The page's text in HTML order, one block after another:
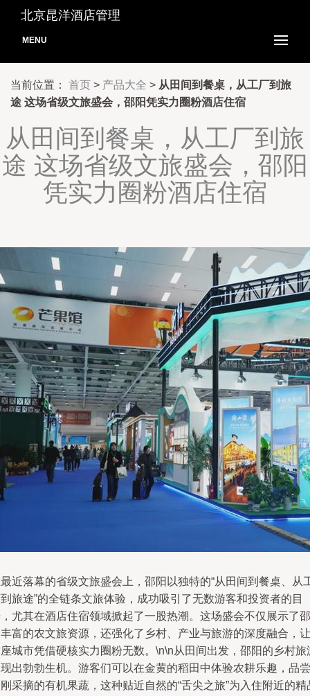
北京昆洋酒店管理
MENU
当前位置： 首页 > 产品大全 > 从田间到餐桌，从工厂到旅
途 这场省级文旅盛会，邵阳凭实力圈粉酒店住宿
从田间到餐桌，从工厂到旅
途 这场省级文旅盛会，邵阳
凭实力圈粉酒店住宿
近落幕的省级文旅盛会上，邵阳以独特的“从田间到餐桌、从
旅途”的全链条文旅体验，成功吸引了无数游客和投资者的目
尤其在酒店住宿领域掀起了一股热潮。这场盛会不仅展示了邵
富的农文旅资源，还强化了乡村、产业与旅游的深度融合，让
城市凭借硬核实力圈粉无数。\n\n从田间出发，邵阳的乡村旅
出勃勃生机。游客们可以在金黄的稻田中体验农耕乐趣，品尝
采摘的有机果蔬，这种贴近自然的“舌尖之旅”为入住附近的精